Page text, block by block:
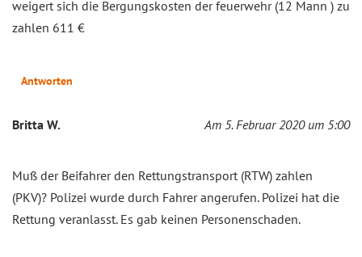
weigert sich die Bergungskosten der feuerwehr (12 Mann ) zu
zahlen 611 €
Antworten
Britta W. Am 5. Februar 2020 um 5:00
Muß der Beifahrer den Rettungstransport (RTW) zahlen
(PKV)? Polizei wurde durch Fahrer angerufen. Polizei hat die
Rettung veranlasst. Es gab keinen Personenschaden.